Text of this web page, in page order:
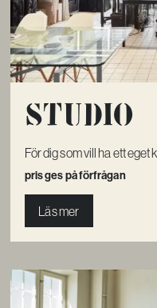
Studio
För dig som vill ha ett eget
pris ges på förfrågan
Läs mer